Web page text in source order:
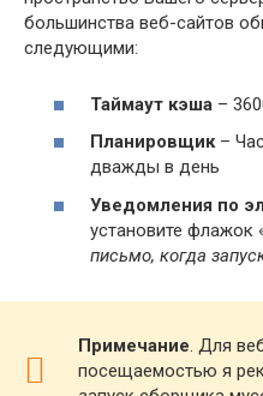
большинства веб-сайтов
следующими:
Таймаут кэша –
Планировщик–
дважды в день
Уведомления по
установите флажок
письмо, когда
Примечание . Для
посещаемостью я